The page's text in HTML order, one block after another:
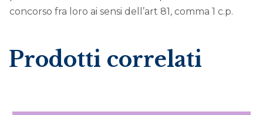
concorso fra loro ai sensi dell’art 81, comma 1 c.p.
Prodotti correlati